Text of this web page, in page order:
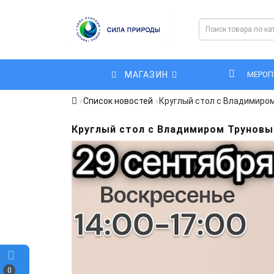
0
МАГАЗИН
Список новостей Круглый стол с
Круглый стол с Владимиром